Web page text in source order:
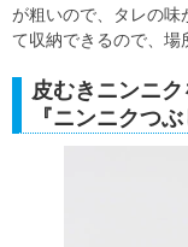
が粗いので、タレの味
て収納できるので、場
皮むきニンニ
『ニンニクつぶ